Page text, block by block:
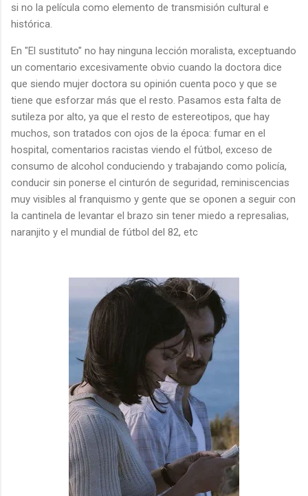
si no la película como elemento de transmisión cultural e
histórica.
En "El sustituto" no hay ninguna lección moralista, exceptuando
un comentario excesivamente obvio cuando la doctora dice
que siendo mujer doctora su opinión cuenta poco y que se
tiene que esforzar más que el resto. Pasamos esta falta de
sutileza por alto, ya que el resto de estereotipos, que hay
muchos, son tratados con ojos de la época: fumar en el
hospital, comentarios racistas viendo el fútbol, exceso de
consumo de alcohol conduciendo y trabajando como policía,
conducir sin ponerse el cinturón de seguridad, reminiscencias
muy visibles al franquismo y gente que se oponen a seguir con
la cantinela de levantar el brazo sin tener miedo a represalias,
naranjito y el mundial de fútbol del 82, etc